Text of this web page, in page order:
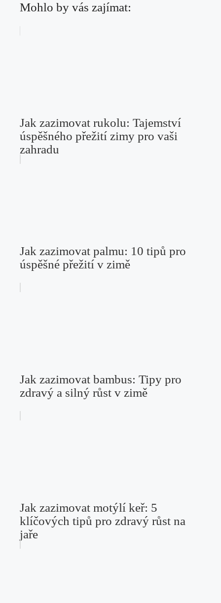
Mohlo by vás zajímat:
Jak zazimovat rukolu: Tajemství
úspěšného přežití zimy pro vaši
zahradu
Jak zazimovat palmu: 10 tipů pro
úspěšné přežití v zimě
Jak zazimovat bambus: Tipy pro
zdravý a silný růst v zimě
Jak zazimovat motýlí keř: 5
klíčových tipů pro zdravý růst na
jaře